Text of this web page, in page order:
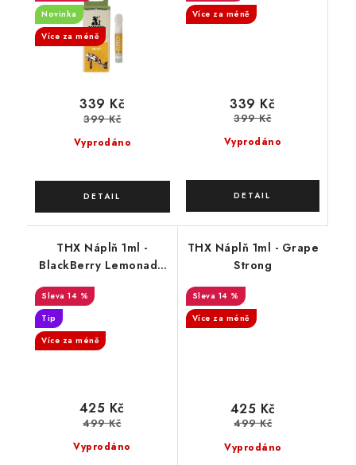
Novinka
Více za méně
Vyprodáno
339 Kč
399 Kč
Více za méně
Vyprodáno
339 Kč
399 Kč
THX Náplň 1ml -
BlackBerry Lemonade
Strong
14 %
Tip
Více za méně
Vyprodáno
425 Kč
499 Kč
THX Náplň 1ml - Grape
Strong
14 %
Více za méně
Vyprodáno
425 Kč
499 Kč